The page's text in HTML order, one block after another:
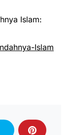
Islam:
Islam